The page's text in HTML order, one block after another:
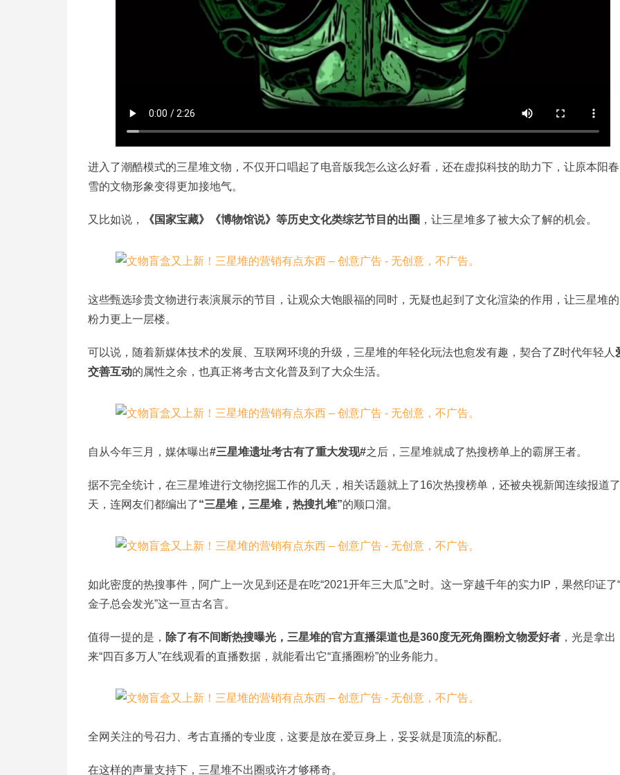
进入了潮酷模式的三星堆文物，不仅开口唱起了电音版我怎么这么好看，还在虚拟科技的助力下，让原本阳
雪的文物形象变得更加接地气。
又比如说， 《国家宝藏》《博物馆说》等历史文化类综艺节目的出圈 ，让三星堆多了被大众了解的机会。
这些甄选珍贵文物进行表演展示的节目，让观众大饱眼福的同时，无疑也起到了文化渲染的作用，让三星堆
粉力更上一层楼。
可以说，随着新媒体技术的发展、互联网环境的升级，三星堆的年轻化玩法也愈发有趣，契合了Z时代年轻人
交善互动的属性之余，也真正将考古文化普及到了大众生活。
自从今年三月，媒体曝出#三星堆遗址考古有了重大发现#之后，三星堆就成了热搜榜单上的霸屏王者。
据不完全统计，在三星堆进行文物挖掘工作的几天，相关话题就上了16次热搜榜单，还被央视新闻连续报道
天，连网友们都编出了“三星堆，三星堆，热搜扎堆”的顺口溜。
如此密度的热搜事件，阿广上一次见到还是在吃“2021开年三大瓜”之时。这一穿越千年的实力IP，果然印证了
金子总会发光”这一亘古名言。
值得一提的是， 除了有不间断热搜曝光，三星堆的官方直播渠道也是360度无死角圈粉文物爱好者 ，光是拿出
来“四百多万人”在线观看的直播数据，就能看出它“直播圈粉”的业务能力。
全网关注的号召力、考古直播的专业度，这要是放在爱豆身上，妥妥就是顶流的标配。
在这样的声量支持下，三星堆不出圈或许才够稀奇。